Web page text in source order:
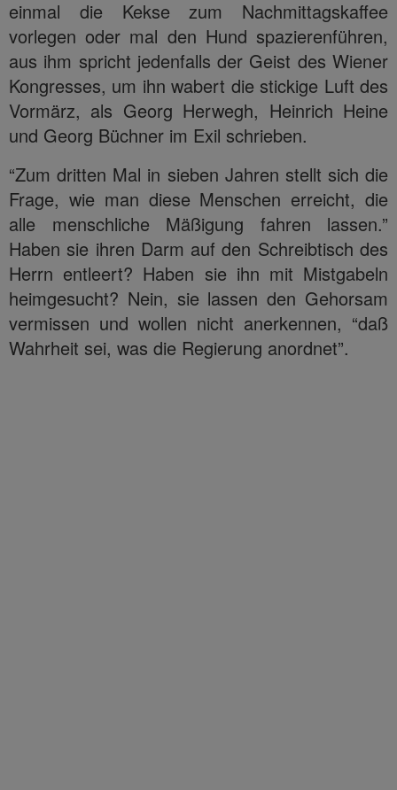
einmal die Kekse zum Nachmittagskaffee
vorlegen oder mal den Hund spazierenführen,
aus ihm spricht jedenfalls der Geist des Wiener
Kongresses, um ihn wabert die stickige Luft des
Vormärz, als Georg Herwegh, Heinrich Heine
und Georg Büchner im Exil schrieben.
“Zum dritten Mal in sieben Jahren stellt sich die
Frage, wie man diese Menschen erreicht, die
alle menschliche Mäßigung fahren lassen.”
Haben sie ihren Darm auf den Schreibtisch des
Herrn entleert? Haben sie ihn mit Mistgabeln
heimgesucht? Nein, sie lassen den Gehorsam
vermissen und wollen nicht anerkennen, “daß
Wahrheit sei, was die Regierung anordnet”.